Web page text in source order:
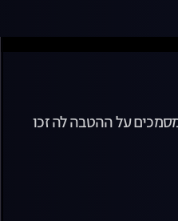
על ההטבה לה זכו